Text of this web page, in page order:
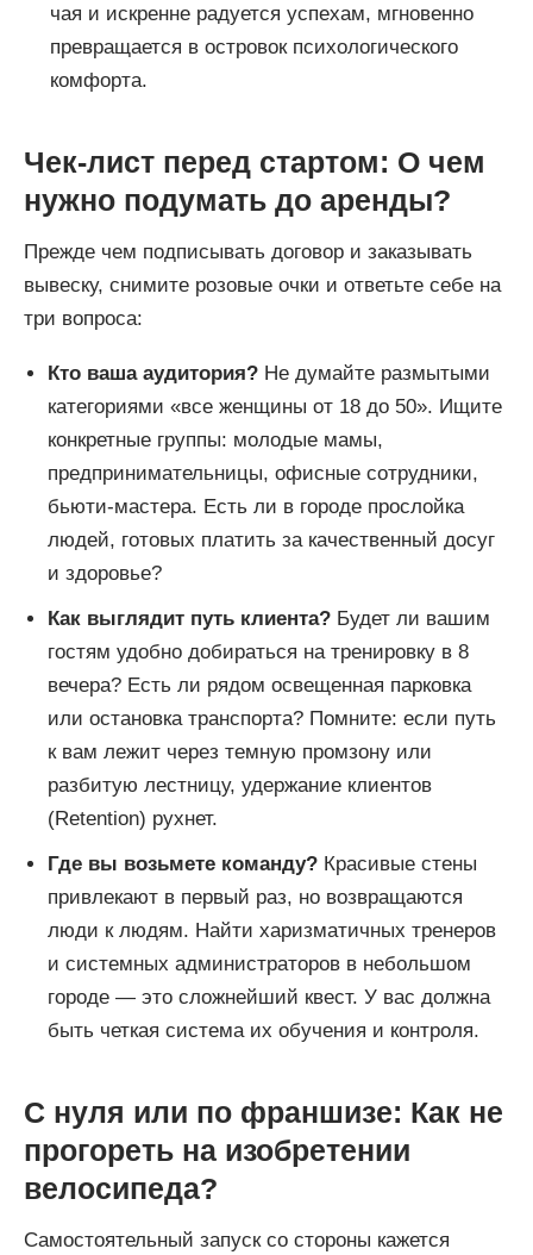
чая и искренне радуется успехам, мгновенно
превращается в островок психологического
комфорта.
Чек-лист перед стартом: О чем
нужно подумать до аренды?
Прежде чем подписывать договор и заказывать
вывеску, снимите розовые очки и ответьте себе на
три вопроса:
Кто ваша аудитория? Не думайте размытыми
категориями «все женщины от 18 до 50». Ищите
конкретные группы: молодые мамы,
предпринимательницы, офисные сотрудники,
бьюти-мастера. Есть ли в городе прослойка
людей, готовых платить за качественный досуг
и здоровье?
Как выглядит путь клиента? Будет ли вашим
гостям удобно добираться на тренировку в 8
вечера? Есть ли рядом освещенная парковка
или остановка транспорта? Помните: если путь
к вам лежит через темную промзону или
разбитую лестницу, удержание клиентов
(Retention) рухнет.
Где вы возьмете команду? Красивые стены
привлекают в первый раз, но возвращаются
люди к людям. Найти харизматичных тренеров
и системных администраторов в небольшом
городе — это сложнейший квест. У вас должна
быть четкая система их обучения и контроля.
С нуля или по франшизе: Как не
прогореть на изобретении
велосипеда?
Самостоятельный запуск со стороны кажется